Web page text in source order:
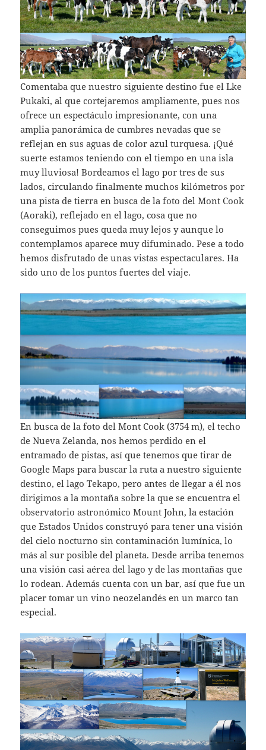
Comentaba que nuestro siguiente destino fue el Lke
Pukaki, al que cortejaremos ampliamente, pues nos
ofrece un espectáculo impresionante, con una
amplia panorámica de cumbres nevadas que se
reflejan en sus aguas de color azul turquesa. ¡Qué
suerte estamos teniendo con el tiempo en una isla
muy lluviosa! Bordeamos el lago por tres de sus
lados, circulando finalmente muchos kilómetros por
una pista de tierra en busca de la foto del Mont Cook
(Aoraki), reflejado en el lago, cosa que no
conseguimos pues queda muy lejos y aunque lo
contemplamos aparece muy difuminado. Pese a todo
hemos disfrutado de unas vistas espectaculares. Ha
sido uno de los puntos fuertes del viaje.
En busca de la foto del Mont Cook (3754 m), el techo
de Nueva Zelanda, nos hemos perdido en el
entramado de pistas, así que tenemos que tirar de
Google Maps para buscar la ruta a nuestro siguiente
destino, el lago Tekapo, pero antes de llegar a él nos
dirigimos a la montaña sobre la que se encuentra el
observatorio astronómico Mount John, la estación
que Estados Unidos construyó para tener una visión
del cielo nocturno sin contaminación lumínica, lo
más al sur posible del planeta. Desde arriba tenemos
una visión casi aérea del lago y de las montañas que
lo rodean. Además cuenta con un bar, así que fue un
placer tomar un vino neozelandés en un marco tan
especial.